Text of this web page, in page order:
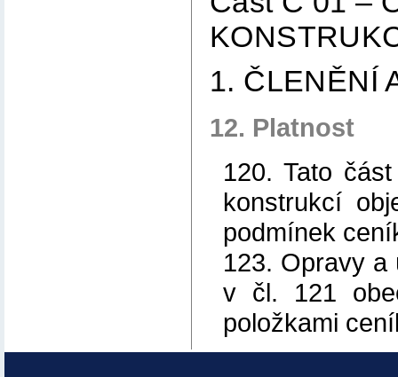
1. ČLENĚNÍ
12. Platnost
120. Tato
konstrukcí
podmínek
123. Opravy
v čl. 121
položkami